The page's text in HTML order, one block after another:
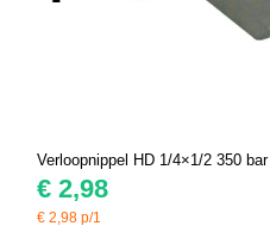
Verloopnippel HD 1/4×1/2 350 bar
€ 2,98
€2,98 p/1